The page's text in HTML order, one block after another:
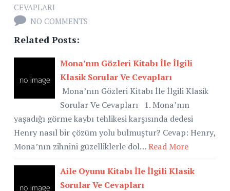
CEVAPLARI
NO COMMENTS
Related Posts:
Mona’nın Gözleri Kitabı İle İlgili
Klasik Sorular Ve Cevapları
Mona’nın Gözleri Kitabı İle İlgili Klasik
Sorular Ve Cevapları 1. Mona’nın
yaşadığı görme kaybı tehlikesi karşısında dedesi
Henry nasıl bir çözüm yolu bulmuştur? Cevap: Henry,
Mona’nın zihnini güzelliklerle dol…Read More
Aile Oyunu Kitabı İle İlgili Klasik
Sorular Ve Cevapları